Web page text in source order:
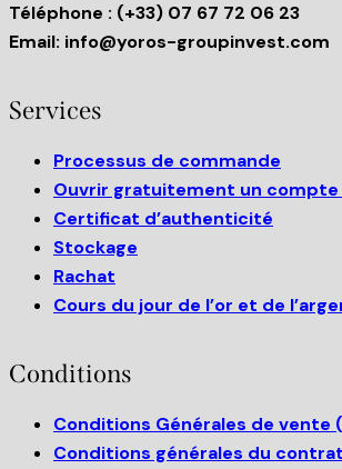
Téléphone : (+33) 07 67 72 06 23
Email: info@yoros-groupinvest.com
Services
Processus de commande
Ouvrir gratuitement un
Certificat d’authenticité
Stockage
Rachat
Cours du jour de l’or et de
Conditions
Conditions Générales de vente
Conditions générales du